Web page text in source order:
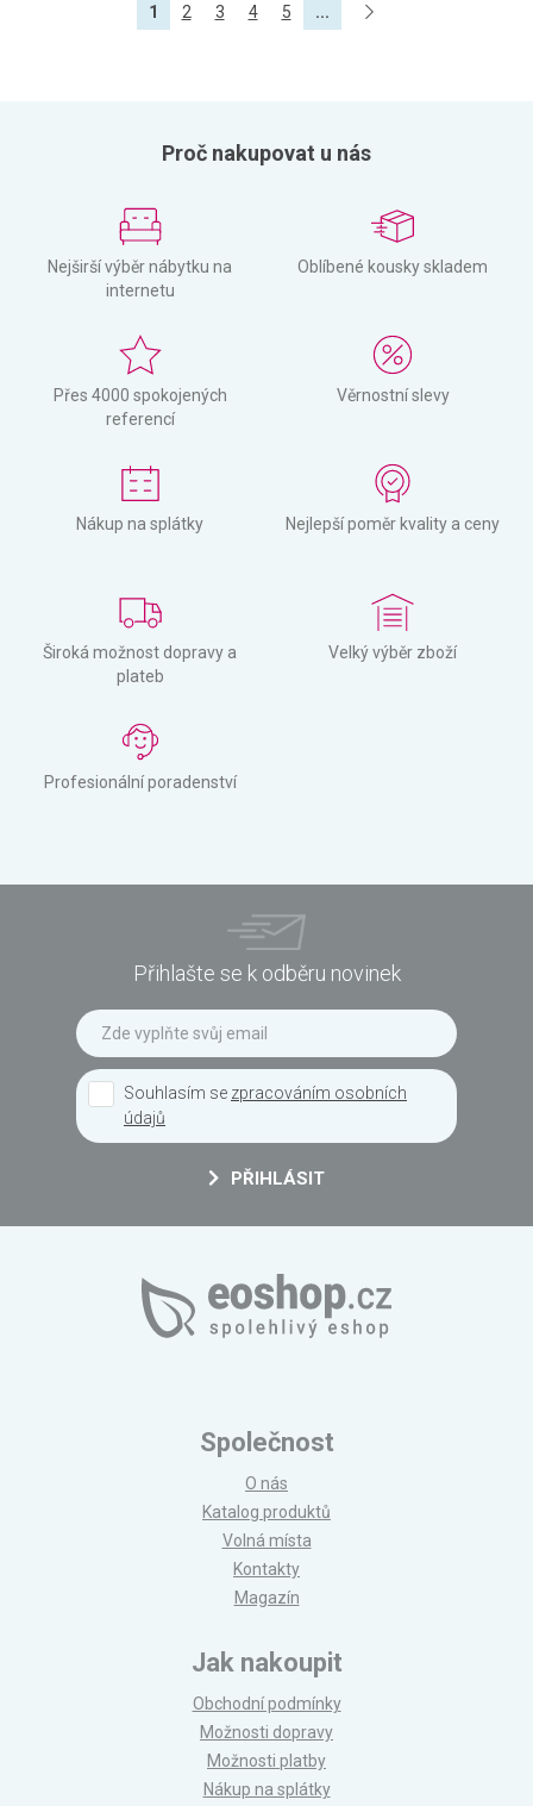
1 2 3 4 5 ...
Proč nakupovat u nás
Nejširší výběr nábytku na
internetu
Oblíbené kousky skladem
Přes 4000 spokojených
referencí
Věrnostní slevy
Nákup na splátky Nejlepší poměr kvality a ceny
Široká možnost dopravy a
plateb
Velký výběr zboží
Profesionální poradenství
Přihlašte se k odběru novinek
Souhlasím se zpracováním osobních
údajů
PŘIHLÁSIT
Společnost
O nás
Katalog produktů
Volná místa
Kontakty
Magazín
Jak nakoupit
Obchodní podmínky
Možnosti dopravy
Možnosti platby
Nákup na splátky